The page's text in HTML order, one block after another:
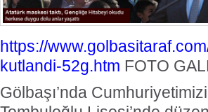
https://
kutlandi-52g.htm FOTO
Gölbaşı’nda